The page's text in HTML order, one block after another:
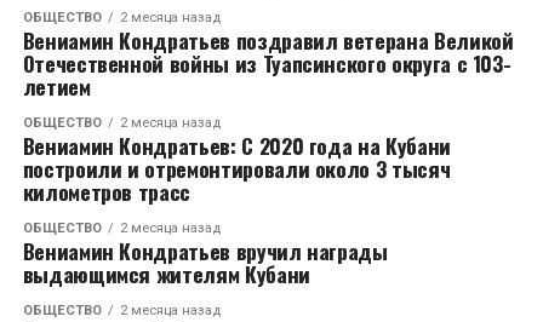
Беликеева. Накануне она вынесла решение:
- Исковые требования Татьяны Степановой к
Вячеславу Васильевичу и Налча Махиру о
возмещении убытков и компенсации морального
вреда удовлетворить частично. Взыскать с ИП
отметил журналист.
После того как ответов корреспондент
от чиновников не добился, он стал снимать
происходящее. Однако одному из членов комиссии
(мужчине в черном костюме) это очень
не понравилось. Он начал говорить, что вести
съемку журналисту запрещено, а затем и вовсе
выхватил телефон из его рук. Журналист
подчеркнул, что какое-то время смартфон
находился у чиновника, отдавать его он не спешил.
ОБЩЕСТВО 2 месяца назад
Вениамин Кондратьев поздравил ветерана Великой
Отечественной войны из Туапсинского округа с 103-
летием
ОБЩЕСТВО 2 месяца назад
Вениамин Кондратьев: С 2020 года на Кубани
построили и отремонтировали около 3 тысяч
километров трасс
ОБЩЕСТВО 2 месяца назад
Вениамин Кондратьев вручил награды
выдающимся жителям Кубани
ОБЩЕСТВО 2 месяца назад